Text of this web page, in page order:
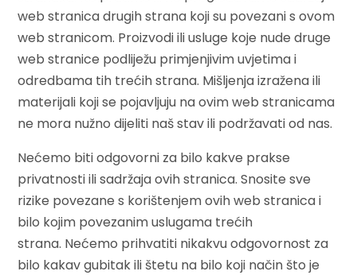
web stranica drugih strana koji su povezani s ovom
web stranicom. Proizvodi ili usluge koje nude druge
web stranice podliježu primjenjivim uvjetima i
odredbama tih trećih strana. Mišljenja izražena ili
materijali koji se pojavljuju na ovim web stranicama
ne mora nužno dijeliti naš stav ili podržavati od nas.
Nećemo biti odgovorni za bilo kakve prakse
privatnosti ili sadržaja ovih stranica. Snosite sve
rizike povezane s korištenjem ovih web stranica i
bilo kojim povezanim uslugama trećih
strana. Nećemo prihvatiti nikakvu odgovornost za
bilo kakav gubitak ili štetu na bilo koji način što je